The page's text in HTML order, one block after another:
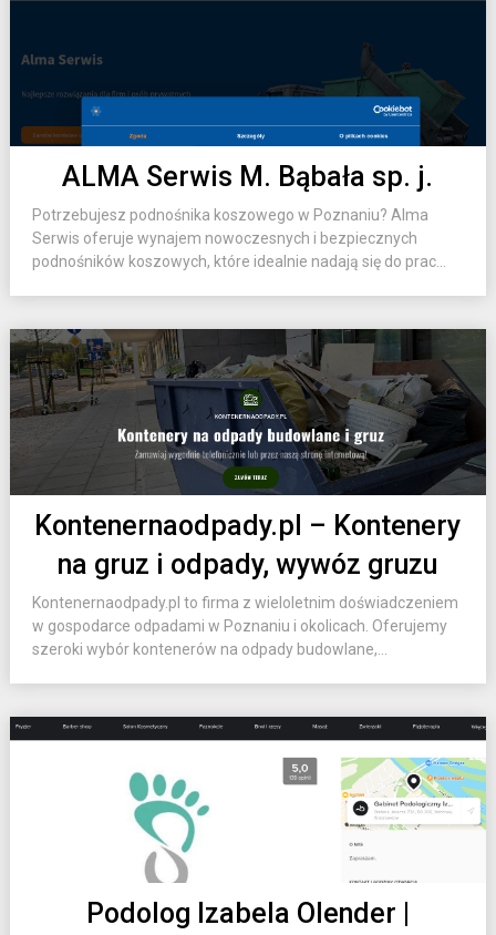
ALMA Serwis M. Bąbała sp. j.
Potrzebujesz podnośnika koszowego w Poznaniu? Alma
Serwis oferuje wynajem nowoczesnych i bezpiecznych
podnośników koszowych, które idealnie nadają się do prac...
Kontenernaodpady.pl – Kontenery
na gruz i odpady, wywóz gruzu
Kontenernaodpady.pl to firma z wieloletnim doświadczeniem
w gospodarce odpadami w Poznaniu i okolicach. Oferujemy
szeroki wybór kontenerów na odpady budowlane,...
Podolog Izabela Olender |